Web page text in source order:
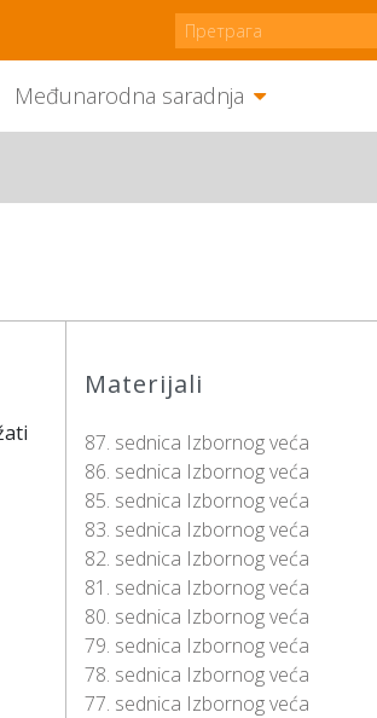
Međunarodna saradnja
Materijali
87. sednica Izbornog veća
86. sednica Izbornog veća
85. sednica Izbornog veća
83. sednica Izbornog veća
82. sednica Izbornog veća
81. sednica Izbornog veća
80. sednica Izbornog veća
79. sednica Izbornog veća
78. sednica Izbornog veća
77. sednica Izbornog veća